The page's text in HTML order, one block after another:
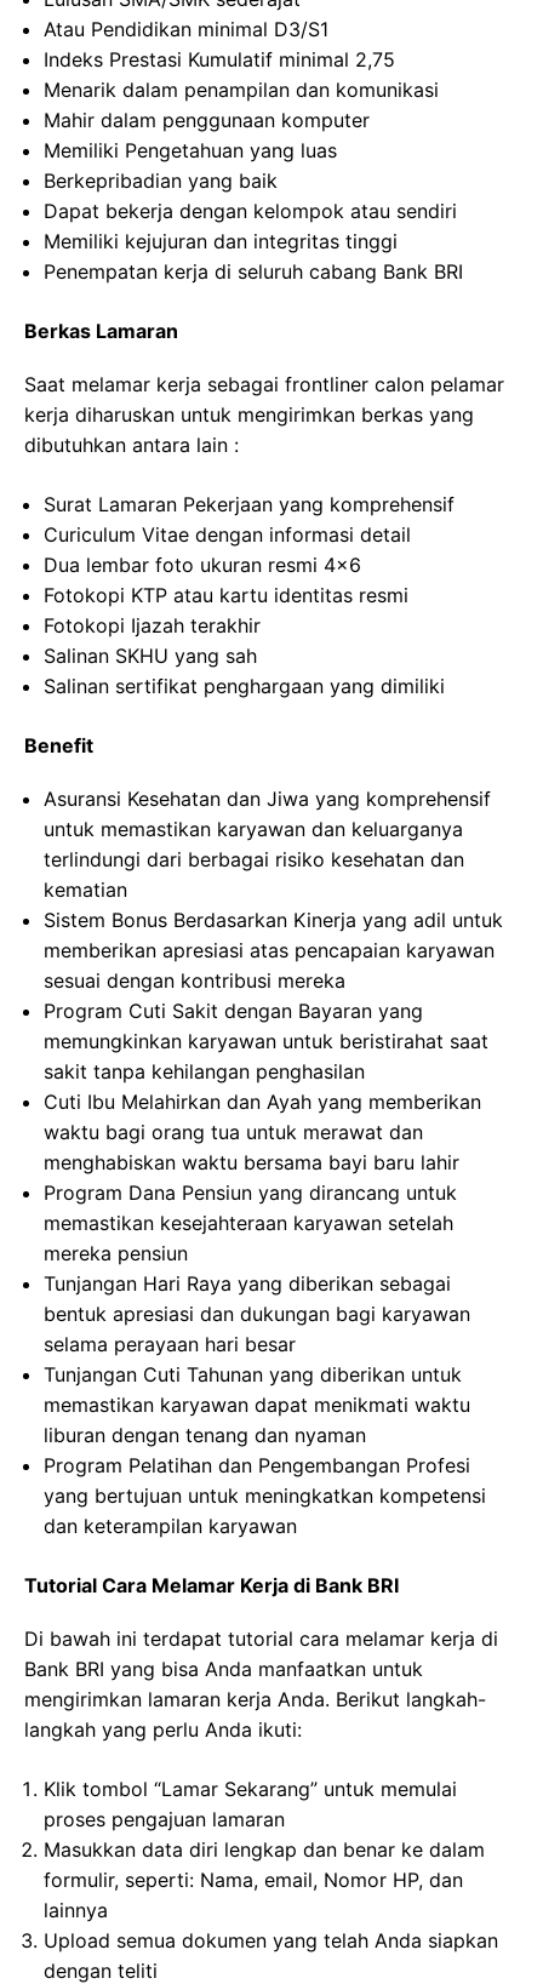
Atau Pendidikan minimal D3/S1
Indeks Prestasi Kumulatif minimal 2,75
Menarik dalam penampilan dan komunikasi
Mahir dalam penggunaan komputer
Memiliki Pengetahuan yang luas
Berkepribadian yang baik
Dapat bekerja dengan kelompok atau sendiri
Memiliki kejujuran dan integritas tinggi
Penempatan kerja di seluruh cabang Bank BRI
Berkas Lamaran
Saat melamar kerja sebagai frontliner calon pelamar
kerja diharuskan untuk mengirimkan berkas yang
dibutuhkan antara lain :
Surat Lamaran Pekerjaan yang komprehensif
Curiculum Vitae dengan informasi detail
Dua lembar foto ukuran resmi 4×6
Fotokopi KTP atau kartu identitas resmi
Fotokopi Ijazah terakhir
Salinan SKHU yang sah
Salinan sertifikat penghargaan yang dimiliki
Benefit
Asuransi Kesehatan dan Jiwa yang komprehensif
untuk memastikan karyawan dan keluarganya
terlindungi dari berbagai risiko kesehatan dan
kematian
Sistem Bonus Berdasarkan Kinerja yang adil untuk
memberikan apresiasi atas pencapaian karyawan
sesuai dengan kontribusi mereka
Program Cuti Sakit dengan Bayaran yang
memungkinkan karyawan untuk beristirahat saat
sakit tanpa kehilangan penghasilan
Cuti Ibu Melahirkan dan Ayah yang memberikan
waktu bagi orang tua untuk merawat dan
menghabiskan waktu bersama bayi baru lahir
Program Dana Pensiun yang dirancang untuk
memastikan kesejahteraan karyawan setelah
mereka pensiun
Tunjangan Hari Raya yang diberikan sebagai
bentuk apresiasi dan dukungan bagi karyawan
selama perayaan hari besar
Tunjangan Cuti Tahunan yang diberikan untuk
memastikan karyawan dapat menikmati waktu
liburan dengan tenang dan nyaman
Program Pelatihan dan Pengembangan Profesi
yang bertujuan untuk meningkatkan kompetensi
dan keterampilan karyawan
Tutorial Cara Melamar Kerja di Bank BRI
Di bawah ini terdapat tutorial cara melamar kerja di
Bank BRI yang bisa Anda manfaatkan untuk
mengirimkan lamaran kerja Anda. Berikut langkah-
langkah yang perlu Anda ikuti:
Klik tombol “Lamar Sekarang” untuk memulai
proses pengajuan lamaran
Masukkan data diri lengkap dan benar ke dalam
formulir, seperti: Nama, email, Nomor HP, dan
lainnya
Upload semua dokumen yang telah Anda siapkan
dengan teliti